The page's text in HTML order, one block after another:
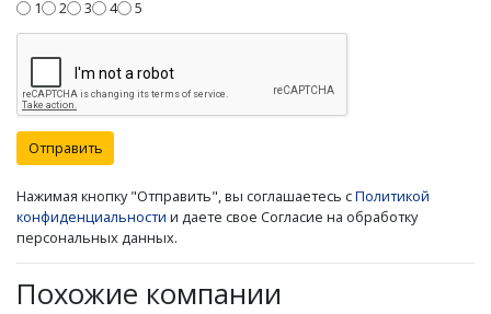
1 2 3 4 5
Отправить
Нажимая кнопку "Отправить", вы соглашаетесь сПолитикой
конфиденциальности и даете свое Согласие на обработку
персональных данных.
Похожие компании